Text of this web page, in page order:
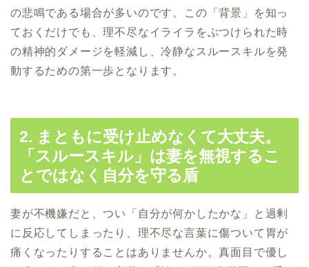
の悲鳴である場合が多いのです。この「背景」を知っ
ておくだけでも、理不尽なイライラをぶつけられた時
の精神的ダメージを軽減し、冷静なスルースキルを発
動するための第一歩となります。
2. まともに受け止めなくて大丈夫。
「スルースキル」は妻を無視するこ
とではなく自分を守る盾
妻が不機嫌だと、つい「自分が何かしたかな」と過剰
に反応してしまったり、理不尽な言葉に傷ついて胃が
痛くなったりすることはありませんか。真面目で優し